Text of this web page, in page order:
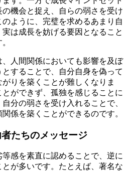
機会と捉え、自らの弱さを受け
ように、完璧を求めるあまり自
は成長を妨げる要因となること
人間関係においても影響を及ぼ
することで、自分自身を偽って
りを築くことが難しくなりま
ができず、孤独を感じることに
分の弱さを受け入れることで、
係を築くことができるのです。
たちのメッセージ
感を素直に認めることで、逆に
が多いです。たとえば、著名な